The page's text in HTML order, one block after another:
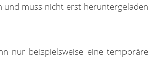
und muss nicht erst heruntergeladen
nur beispielsweise eine temporäre